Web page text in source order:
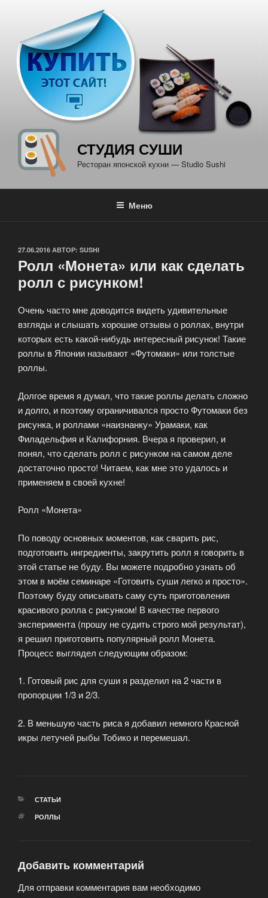
содержимому
СТУДИЯ СУШИ
Ресторан японской кухни — Studio Sushi
Меню
ОПУБЛИКОВАНО
27.06.2016 АВТОР: SUSHI
Ролл «Монета» или как сделать
ролл с рисунком!
Очень часто мне доводится видеть удивительные
взгляды и слышать хорошие отзывы о роллах, внутри
которых есть какой-нибудь интересный рисунок! Такие
роллы в Японии называют «Футомаки» или толстые
роллы.
Долгое время я думал, что такие роллы делать сложно
и долго, и поэтому ограничивался просто Футомаки без
рисунка, и роллами «наизнанку» Урамаки, как
Филадельфия и Калифорния. Вчера я проверил, и
понял, что сделать ролл с рисунком на самом деле
достаточно просто! Читаем, как мне это удалось и
применяем в своей кухне!
Ролл «Монета»
По поводу основных моментов, как сварить рис,
подготовить ингредиенты, закрутить ролл я говорить в
этой статье не буду. Вы можете подробно узнать об
этом в моём семинаре «Готовить суши легко и просто».
Поэтому буду описывать саму суть приготовления
красивого ролла с рисунком! В качестве первого
эксперимента (прошу не судить строго мой результат),
я решил приготовить популярный ролл Монета.
Процесс выглядел следующим образом:
1. Готовый рис для суши я разделил на 2 части в
пропорции 1/3 и 2/3.
2. В меньшую часть риса я добавил немного Красной
икры летучей рыбы Тобико и перемешал.
РУБРИКИ
СТАТЬИ
МЕТКИ
РОЛЛЫ
Добавить комментарий
Для отправки комментария вам необходимо